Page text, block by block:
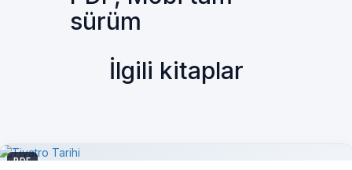
sürüm
İlgili kitaplar
PDF